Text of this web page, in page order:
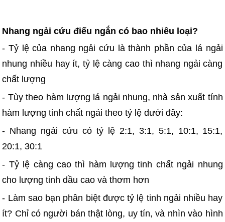
Nhang ngải cứu điếu ngắn có bao nhiêu loại?
- Tỷ lệ của nhang ngải cứu là thành phần của lá ngải
nhung nhiều hay ít, tỷ lệ càng cao thì nhang ngải càng
chất lượng
- Tùy theo hàm lượng lá ngải nhung, nhà sản xuất tính
hàm lượng tinh chất ngải theo tỷ lệ dưới đây:
- Nhang ngải cứu có tỷ lệ 2:1, 3:1, 5:1, 10:1, 15:1,
20:1, 30:1
- Tỷ lệ càng cao thì hàm lượng tinh chất ngải nhung
cho lượng tinh dầu cao và thơm hơn
- Làm sao bạn phân biệt được tỷ lệ tinh ngải nhiều hay
ít? Chỉ có người bán thật lòng, uy tín, và nhìn vào hình